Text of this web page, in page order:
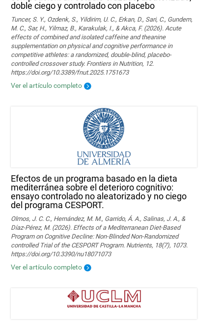
doble ciego y controlado con placebo
Tuncer, S. Y., Ozdenk, S., Yildirim, U. C., Erkan, D., Sari, C., Gundem,
M. C., Sar, H., Yilmaz, B., Karakulak, I., & Akca, F. (2026). Acute
effects of combined and isolated caffeine and theanine
supplementation on physical and cognitive performance in
competitive athletes: a randomized, double-blind, placebo-
controlled crossover study. Frontiers in Nutrition, 12.
https://doi.org/10.3389/fnut.2025.1751673
Ver el artículo completo
Efectos de un programa basado en la dieta
mediterránea sobre el deterioro cognitivo:
ensayo controlado no aleatorizado y no ciego
del programa CESPORT.
Olmos, J. C. C., Hernández, M. M., Garrido, Á. A., Salinas, J. A., &
Díaz-Pérez, M. (2026). Effects of a Mediterranean Diet-Based
Program on Cognitive Decline: Non-Blinded Non-Randomized
controlled Trial of the CESPORT Program. Nutrients, 18(7), 1073.
https://doi.org/10.3390/nu18071073
Ver el artículo completo